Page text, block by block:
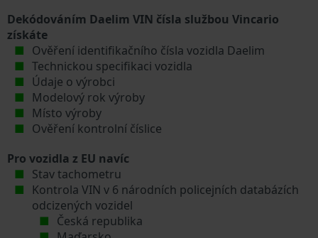
Dekódováním Daelim VIN čísla službou Vincario
získáte
Ověření identifikačního čísla vozidla Daelim
Technickou specifikaci vozidla
Údaje o výrobci
Modelový rok výroby
Místo výroby
Ověření kontrolní číslice
Pro vozidla z EU navíc
Stav tachometru
Kontrola VIN v 6 národních policejních databázích
odcizených vozidel
Česká republika